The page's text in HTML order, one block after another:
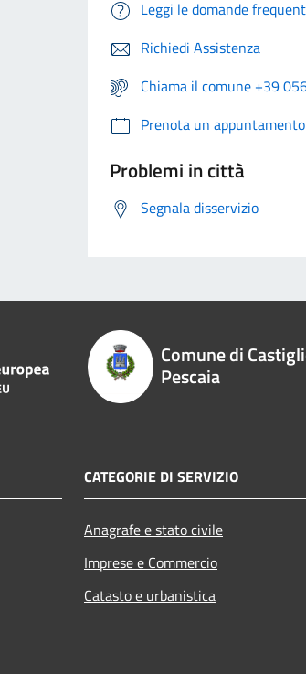
Leggi le domande
Richiedi Assistenza
Chiama il comune +39
Prenota un appuntamento
Problemi in città
Segnala disservizio
Comune di
Pescaia
CATEGORIE DI SERVIZIO
Anagrafe e stato civile
Imprese e Commercio
Catasto e urbanistica